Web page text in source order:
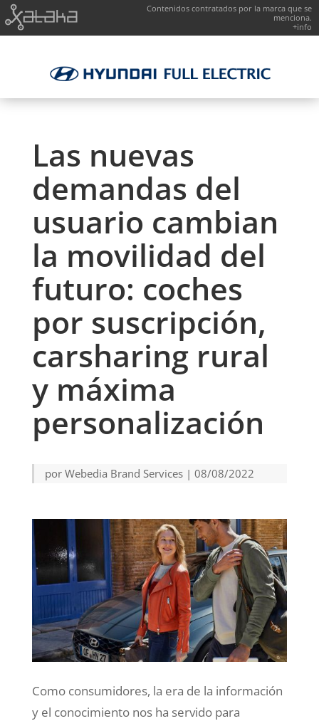
Contenidos contratados por la marca que se
menciona.
+info
Las nuevas
demandas del
usuario cambian
la movilidad del
futuro: coches
por suscripción,
carsharing rural
y máxima
personalización
por Webedia Brand Services| 08/08/2022
Como consumidores, la era de la información
y el conocimiento nos ha servido para